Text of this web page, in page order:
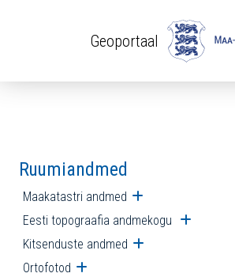
Geoportaal
Ruumiandmed
Maakatastri andmed Ava
Eesti topograafia andmekogu Ava
Kitsenduste andmed Ava
Ortofotod Ava alammenüü